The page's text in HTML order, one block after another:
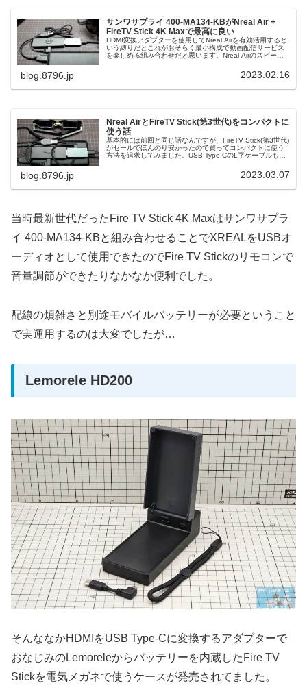
サンワサプライ 400-MA134-KBがNreal Air +
FireTV Stick 4K Maxで最高に良い
HDMI変換アダプターを使用してNreal Airを有効活用すると
いう縛りだとこれがおそらく最小構成で動画配信サービス
を楽しめる組み合わせだと思います。Nreal Airのスピーカ
blog.8796.jp 2023.02.16
Nreal AirとFireTV Stick(第3世代)をコンパクトに
使う話
基本的には前回と同じ話なんですが、FireTV Stick(第3世代)
がセールでほんのり安かったので買ってコンパクトに使う
方法を追求してみました。USB Type-CのL字ケーブルも短
blog.8796.jp 2023.03.07
当時最新世代だったFire TV Stick 4K Maxはサンワサプラ
イ 400-MA134-KBと組み合わせることでXREALをUSBオ
ーディオとして使用できたのでFire TV Stickのリモコンで
音量調節ができたりなかなか便利でした。
配線の煩雑さと別途モバイルバッテリーが必要ということ
で実運用するのは大変でしたが…
Lemorele HD200
そんななかHDMIをUSB Type-Cに変換するアダプターで
おなじみのLemoreleからバッテリーを内蔵したFire TV
Stickを電気メガネで使うケースが発売されてました。